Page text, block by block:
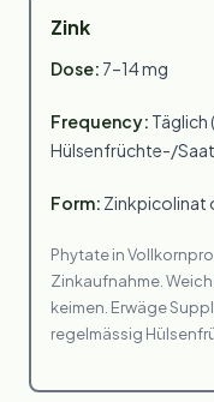
Zink
Dose: 7–14 mg
Frequency: Täglich
Hülsenfrüchte-/
Form: Zinkpicolinat
Phytate in
Zinkaufnahme.
keimen. Erwäge
regelmässig